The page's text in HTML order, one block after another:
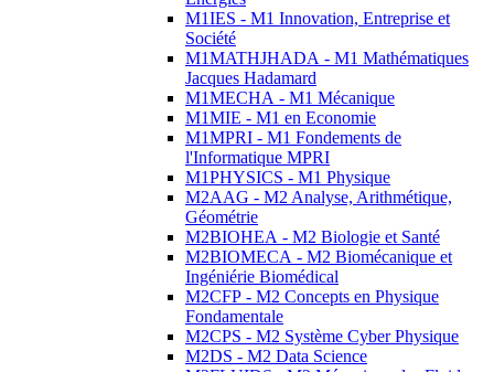
M1IES - M1 Innovation, Entreprise et
Société
M1MATHJHADA - M1 Mathématiques
Jacques Hadamard
M1MECHA - M1 Mécanique
M1MIE - M1 en Economie
M1MPRI - M1 Fondements de
l'Informatique MPRI
M1PHYSICS - M1 Physique
M2AAG - M2 Analyse, Arithmétique,
Géométrie
M2BIOHEA - M2 Biologie et Santé
M2BIOMECA - M2 Biomécanique et
Ingéniérie Biomédical
M2CFP - M2 Concepts en Physique
Fondamentale
M2CPS - M2 Système Cyber Physique
M2DS - M2 Data Science